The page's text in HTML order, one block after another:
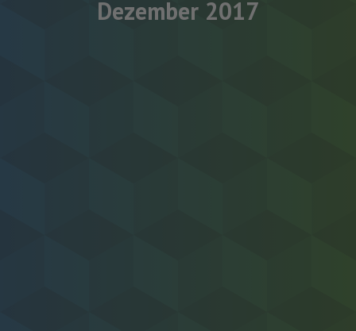
Dezember 2017